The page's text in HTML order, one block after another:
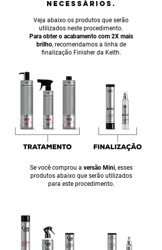
NECESSÁRIOS.
Veja abaixo os produtos que serão
utilizados neste procedimento.
Para obter o acabamento com 2X mais
brilho, recomendamos a linha de
finalização Finisher da Kelth.
Se você comprou a versão Mini, esses
produtos abaixo que serão utilizados
para este procedimento.